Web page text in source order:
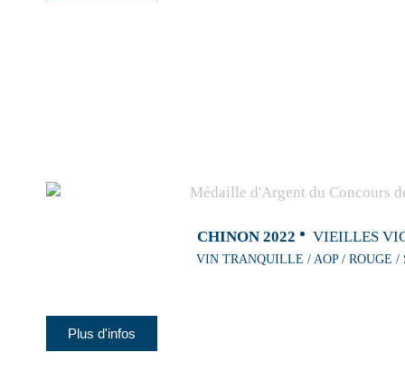
CHINON 2022 VIEILLES
VIN TRANQUILLE / AOP / ROUGE /
Plus d'infos